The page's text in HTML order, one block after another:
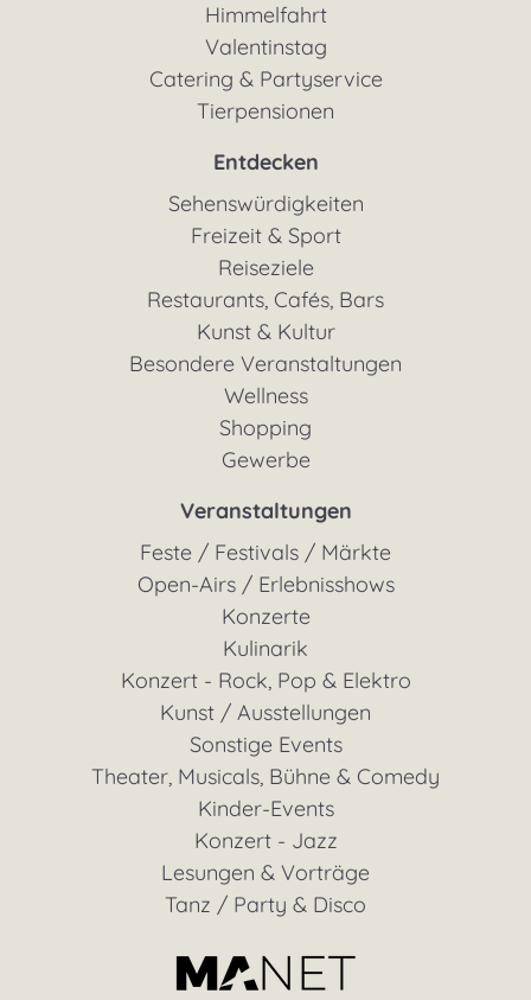
Himmelfahrt
Valentinstag
Catering & Partyservice
Tierpensionen
Entdecken
Sehenswürdigkeiten
Freizeit & Sport
Reiseziele
Restaurants, Cafés, Bars
Kunst & Kultur
Besondere Veranstaltungen
Wellness
Shopping
Gewerbe
Veranstaltungen
Feste / Festivals / Märkte
Open-Airs / Erlebnisshows
Konzerte
Kulinarik
Konzert - Rock, Pop & Elektro
Kunst / Ausstellungen
Sonstige Events
Theater, Musicals, Bühne & Comedy
Kinder-Events
Konzert - Jazz
Lesungen & Vorträge
Tanz / Party & Disco